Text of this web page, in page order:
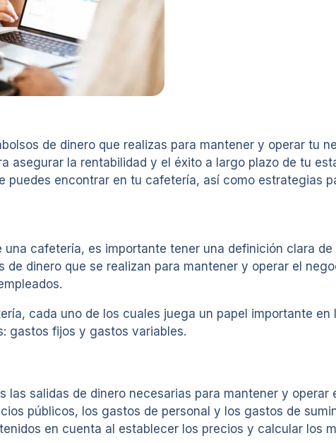
de dinero que realizas para mantener y operar tu
asegurar la rentabilidad y el éxito a largo plazo de tu
puedes encontrar en tu cafetería, así como estrategias
cafetería, es importante tener una definición clara
dinero que se realizan para mantener y operar el
cada uno de los cuales juega un papel importante
gastos fijos y gastos variables.
salidas de dinero necesarias para mantener y
públicos, los gastos de personal y los gastos de
en cuenta al establecer los precios y calcular los